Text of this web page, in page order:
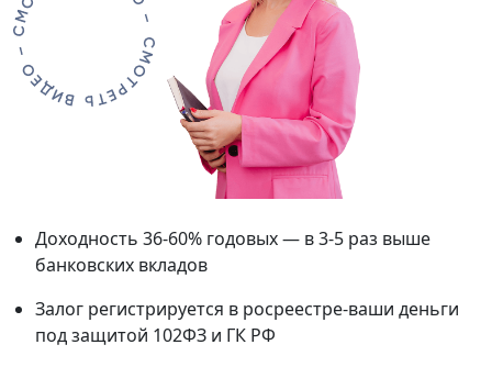
Доходность 36-60% годовых — в 3-5 раз выше
банковских вкладов
Залог регистрируется в росреестре-ваши деньги
под защитой 102ФЗ и ГК РФ